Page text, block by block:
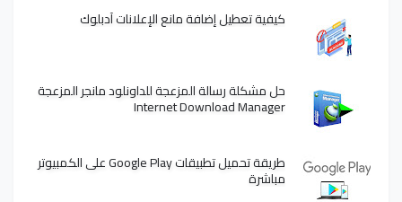
كيفية تعطيل إضافة مانع الإعلانات آدبلوك
حل مشكلة رسالة المزعجة للداونلود مانجر المزعجة
Internet Download Manager
طريقة تحميل تطبيقات Google Play على الكمبيوتر
مباشرة